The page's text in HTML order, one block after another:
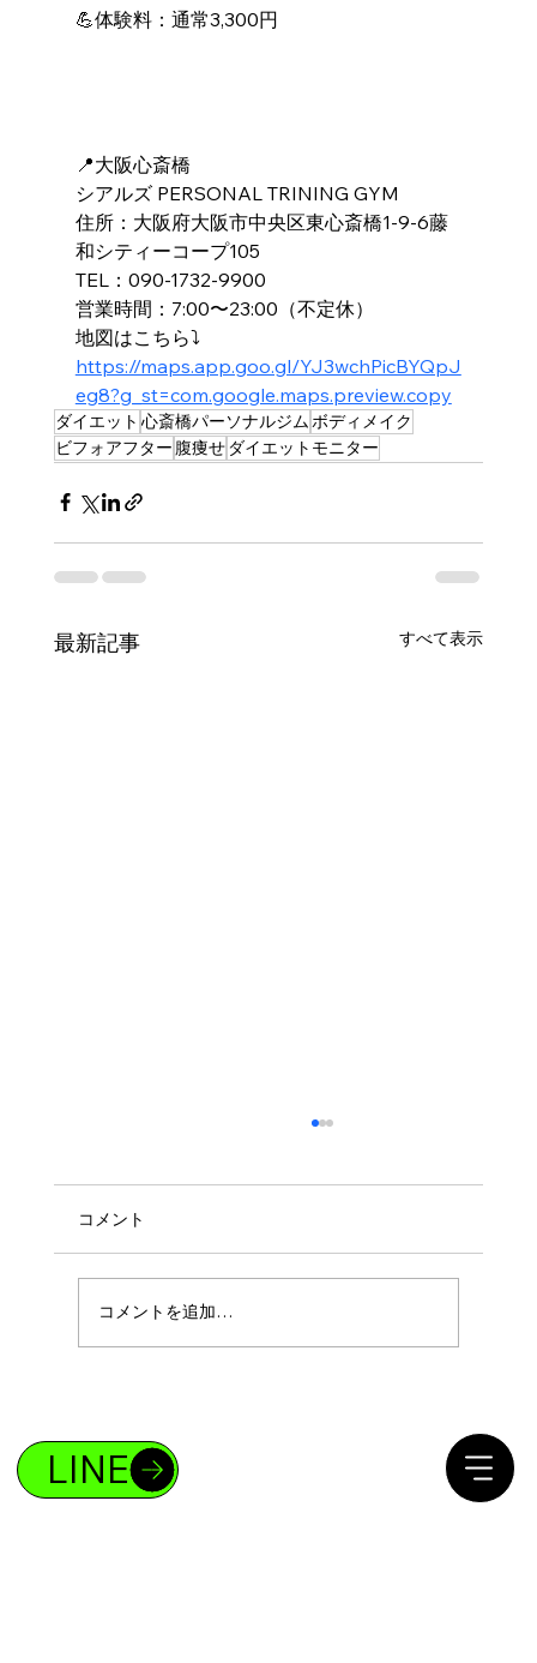
💪体験料：通常3,300円
📍大阪心斎橋
シアルズ PERSONAL TRINING GYM
住所：大阪府大阪市中央区東心斎橋1-9-6藤
和シティーコープ105
TEL：090-1732-9900
営業時間：7:00〜23:00（不定休）
地図はこちら⤵️
https://maps.app.goo.gl/YJ3wchPicBYQpJ
eg8?g_st=com.google.maps.preview.copy
ダイエット 心斎橋パーソナルジム ボディメイク
ビフォアフター 腹痩せ ダイエットモニター
最新記事 すべて表示
コメント
コメントを追加…
LINE